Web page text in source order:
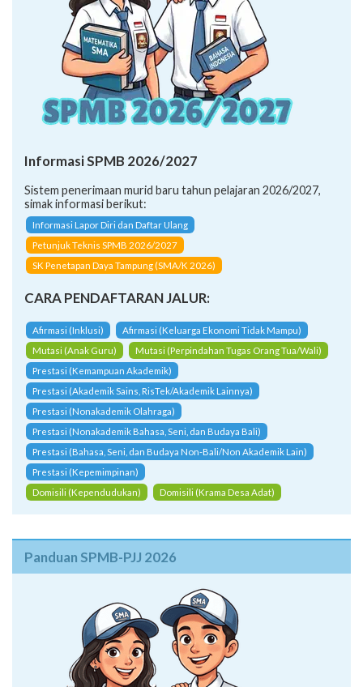
Informasi SPMB 2026/2027
Sistem penerimaan murid baru tahun pelajaran 2026/2027,
simak informasi berikut:
Informasi Lapor Diri dan Daftar Ulang
Petunjuk Teknis SPMB 2026/2027
SK Penetapan Daya Tampung (SMA/K 2026)
CARA PENDAFTARAN JALUR:
Afirmasi (Inklusi)
Afirmasi (Keluarga Ekonomi Tidak Mampu)
Mutasi (Anak Guru)
Mutasi (Perpindahan Tugas Orang Tua/Wali)
Prestasi (Kemampuan Akademik)
Prestasi (Akademik Sains, RisTek/Akademik Lainnya)
Prestasi (Nonakademik Olahraga)
Prestasi (Nonakademik Bahasa, Seni, dan Budaya Bali)
Prestasi (Bahasa, Seni, dan Budaya Non-Bali/Non Akademik Lain)
Prestasi (Kepemimpinan)
Domisili (Kependudukan)
Domisili (Krama Desa Adat)
Panduan SPMB-PJJ 2026